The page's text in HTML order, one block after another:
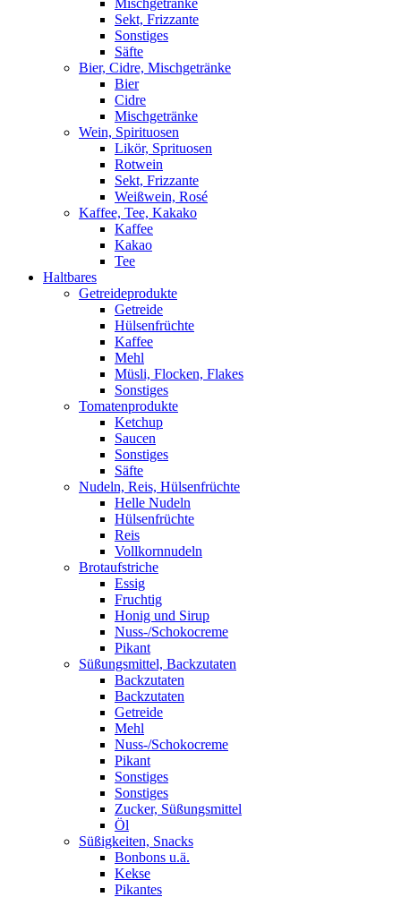
Mischgetränke
Sekt, Frizzante
Sonstiges
Säfte
Bier, Cidre, Mischgetränke
Bier
Cidre
Mischgetränke
Wein, Spirituosen
Likör, Sprituosen
Rotwein
Sekt, Frizzante
Weißwein, Rosé
Kaffee, Tee, Kakako
Kaffee
Kakao
Tee
Haltbares
Getreideprodukte
Getreide
Hülsenfrüchte
Kaffee
Mehl
Müsli, Flocken, Flakes
Sonstiges
Tomatenprodukte
Ketchup
Saucen
Sonstiges
Säfte
Nudeln, Reis, Hülsenfrüchte
Helle Nudeln
Hülsenfrüchte
Reis
Vollkornnudeln
Brotaufstriche
Essig
Fruchtig
Honig und Sirup
Nuss-/Schokocreme
Pikant
Süßungsmittel, Backzutaten
Backzutaten
Backzutaten
Getreide
Mehl
Nuss-/Schokocreme
Pikant
Sonstiges
Sonstiges
Zucker, Süßungsmittel
Öl
Süßigkeiten, Snacks
Bonbons u.ä.
Kekse
Pikantes